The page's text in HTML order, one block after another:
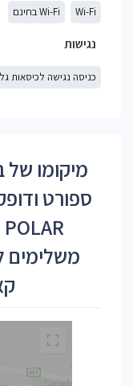
Wi-Fi Wi-Fi בחינם
נגישות
כניסה נגישה לכיסאות
משלימים